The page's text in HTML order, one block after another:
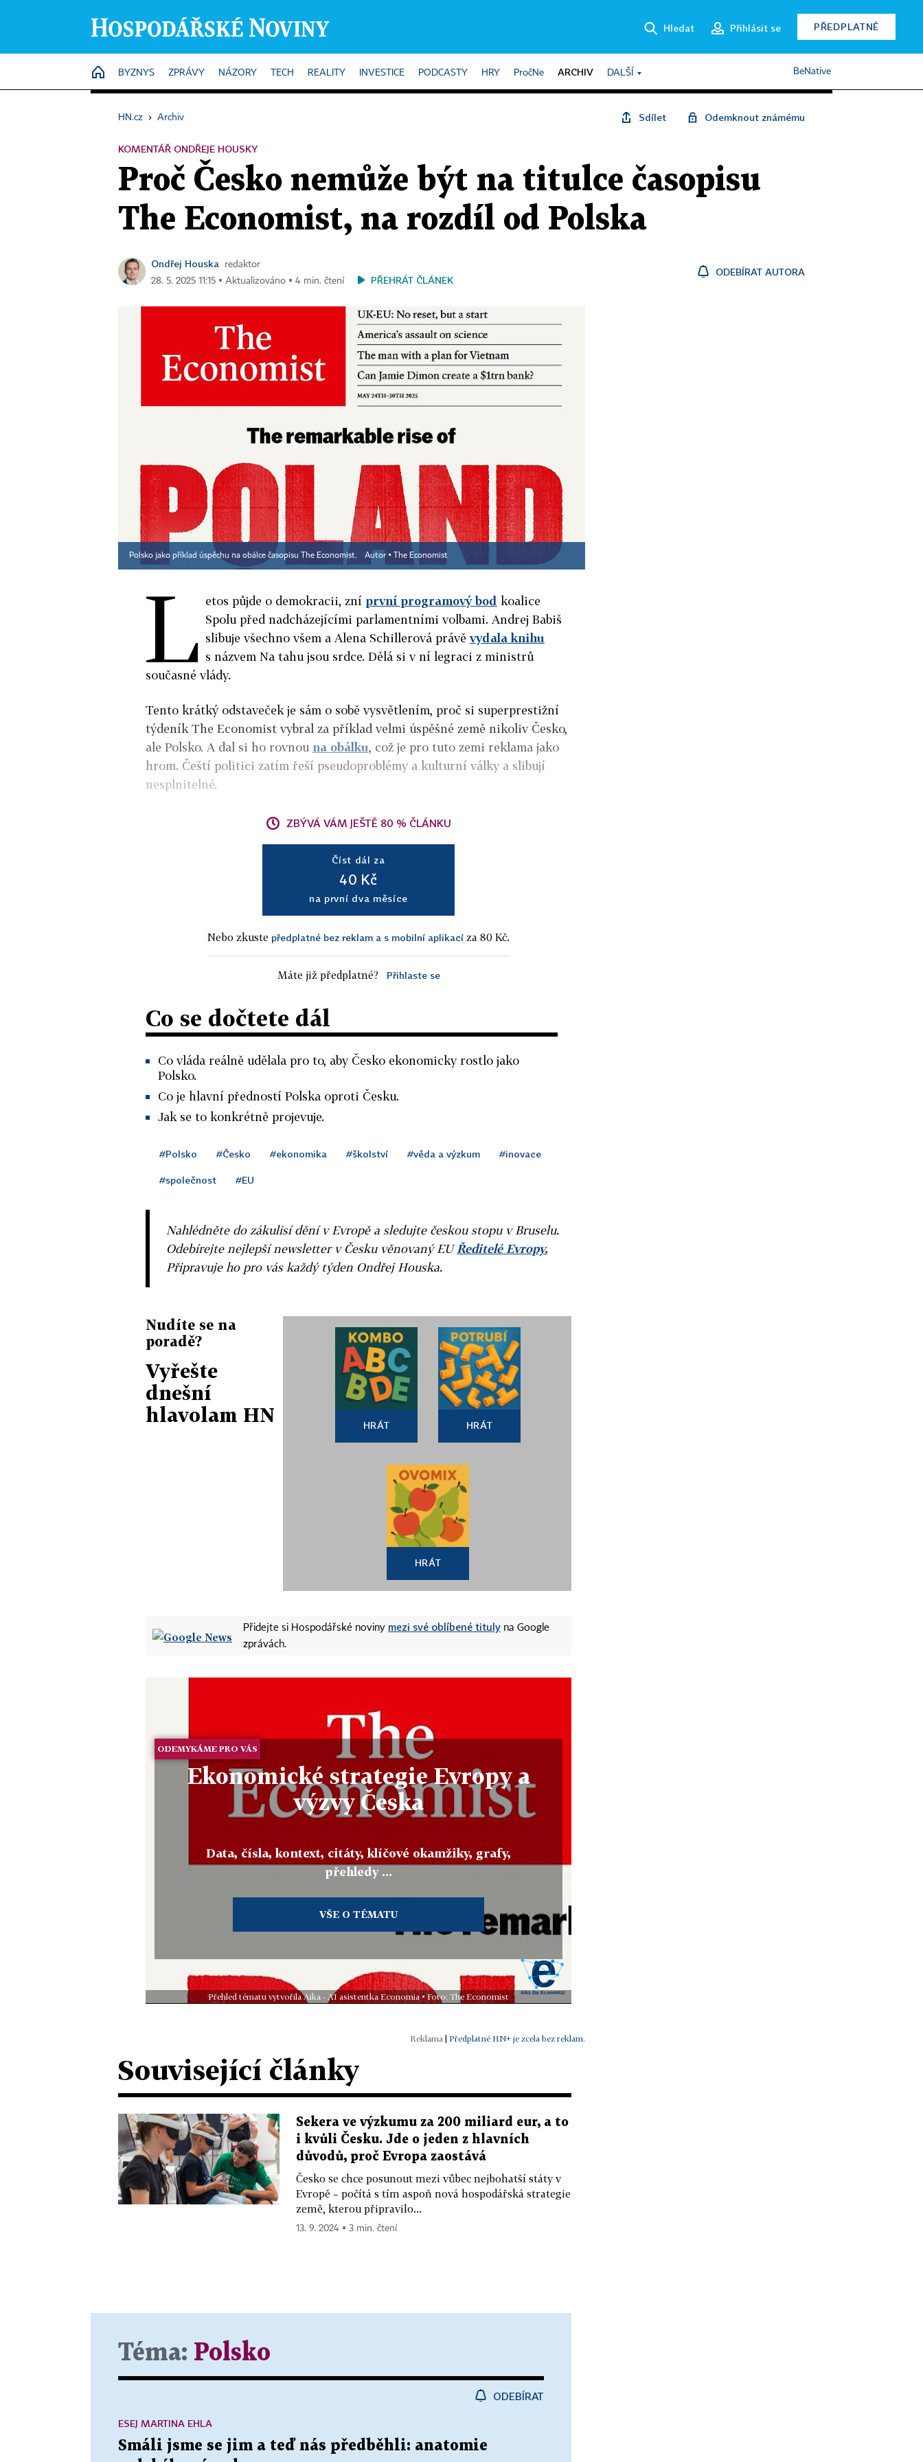
Hledat Přihlásit se PŘEDPLATNÉ
HOME
BYZNYS ZPRÁVY NÁZORY TECH REALITY INVESTICE PODCASTY HRY PročNe ARCHIV DALŠÍ BeNative
HN.cz › Archiv Sdílet Odemknout známému
KOMENTÁŘ ONDŘEJE HOUSKY
Proč Česko nemůže být na titulce časopisu
The Economist, na rozdíl od Polska
Ondřej Houska
redaktor
28. 5. 2025 11:15 ▪ Aktualizováno ▪ 4 min. čtení
PŘEHRÁT ČLÁNEK
ODEBÍRAT AUTORA
Polsko jako příklad úspěchu na obálce časopisu The Economist. Autor ▪ The Economist
L etos půjde o demokracii, zní první programový bod koalice
Spolu před nadcházejícími parlamentními volbami. Andrej Babiš
slibuje všechno všem a Alena Schillerová právěvydala knihu
s názvem Na tahu jsou srdce. Dělá si v ní legraci z ministrů
současné vlády.
Tento krátký odstaveček je sám o sobě vysvětlením, proč si superprestižní
týdeník The Economist vybral za příklad velmi úspěšné země nikoliv Česko,
ale Polsko. A dal si ho rovnou na obálku, což je pro tuto zemi reklama jako
hrom. Čeští politici zatím řeší pseudoproblémy a kulturní války a slibují
nesplnitelné.
ZBÝVÁ VÁM JEŠTĚ 80 % ČLÁNKU
Číst dál za
40 Kč
na první dva měsíce
Nebo zkuste předplatné bez reklam a s mobilní aplikací za 80 Kč.
Máte již předplatné? Přihlaste se
Co se dočtete dál
Co vláda reálně udělala pro to, aby Česko ekonomicky rostlo jako
Polsko.
Co je hlavní předností Polska oproti Česku.
Jak se to konkrétně projevuje.
#Polsko #Česko #ekonomika #školství #věda a výzkum #inovace
#společnost #EU
Nahlédněte do zákulisí dění v Evropě a sledujte českou stopu v Bruselu.
Odebírejte nejlepší newsletter v Česku věnovaný EUŘeditelé Evropy.
Připravuje ho pro vás každý týden Ondřej Houska.
Nudíte se na
poradě?
Vyřešte
dnešní
hlavolam HN
HRÁT HRÁT
HRÁT
Přidejte si Hospodářské noviny mezi své oblíbené tituly na Google
zprávách.
ODEMYKÁME PRO VÁS
Ekonomické strategie Evropy a
výzvy Česka
Data, čísla, kontext, citáty, klíčové okamžiky, grafy,
přehledy ...
VŠE O TÉMATU
Přehled tématu vytvořila Aika - AI asistentka Economia • Foto: The Economist
Předplatné HN+ je zcela bez reklam.
Související články
Sekera ve výzkumu za 200 miliard eur, a to
i kvůli Česku. Jde o jeden z hlavních
důvodů, proč Evropa zaostává
Česko se chce posunout mezi vůbec nejbohatší státy v
Evropě – počítá s tím aspoň nová hospodářská strategie
země, kterou připravilo...
13. 9. 2024 ▪ 3 min. čtení
Téma: Polsko
ODEBÍRAT
Smáli jsme se jim a teď nás předběhli: anatomie
ESEJ MARTINA EHLA